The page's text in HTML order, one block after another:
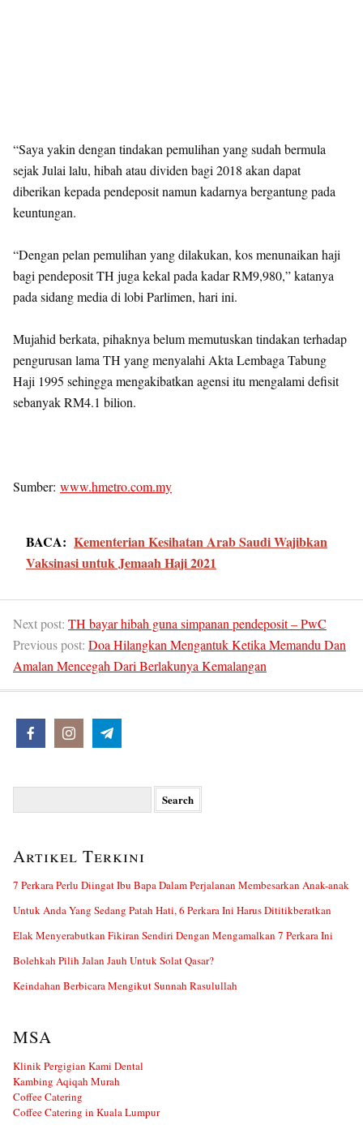
“Saya yakin dengan tindakan pemulihan yang sudah bermula
sejak Julai lalu, hibah atau dividen bagi 2018 akan dapat
diberikan kepada pendeposit namun kadarnya bergantung pada
keuntungan.
“Dengan pelan pemulihan yang dilakukan, kos menunaikan haji
bagi pendeposit TH juga kekal pada kadar RM9,980,” katanya
pada sidang media di lobi Parlimen, hari ini.
Mujahid berkata, pihaknya belum memutuskan tindakan terhadap
pengurusan lama TH yang menyalahi Akta Lembaga Tabung
Haji 1995 sehingga mengakibatkan agensi itu mengalami defisit
sebanyak RM4.1 bilion.
Sumber: www.hmetro.com.my
BACA: Kementerian Kesihatan Arab Saudi Wajibkan
Vaksinasi untuk Jemaah Haji 2021
Next post: TH bayar hibah guna simpanan pendeposit – PwC
Previous post: Doa Hilangkan Mengantuk Ketika Memandu Dan
Amalan Mencegah Dari Berlakunya Kemalangan
Artikel Terkini
7 Perkara Perlu Diingat Ibu Bapa Dalam Perjalanan Membesarkan Anak-anak
Untuk Anda Yang Sedang Patah Hati, 6 Perkara Ini Harus Dititikberatkan
Elak Menyerabutkan Fikiran Sendiri Dengan Mengamalkan 7 Perkara Ini
Bolehkah Pilih Jalan Jauh Untuk Solat Qasar?
Keindahan Berbicara Mengikut Sunnah Rasulullah
MSA
Klinik Pergigian Kami Dental
Kambing Aqiqah Murah
Coffee Catering
Coffee Catering in Kuala Lumpur